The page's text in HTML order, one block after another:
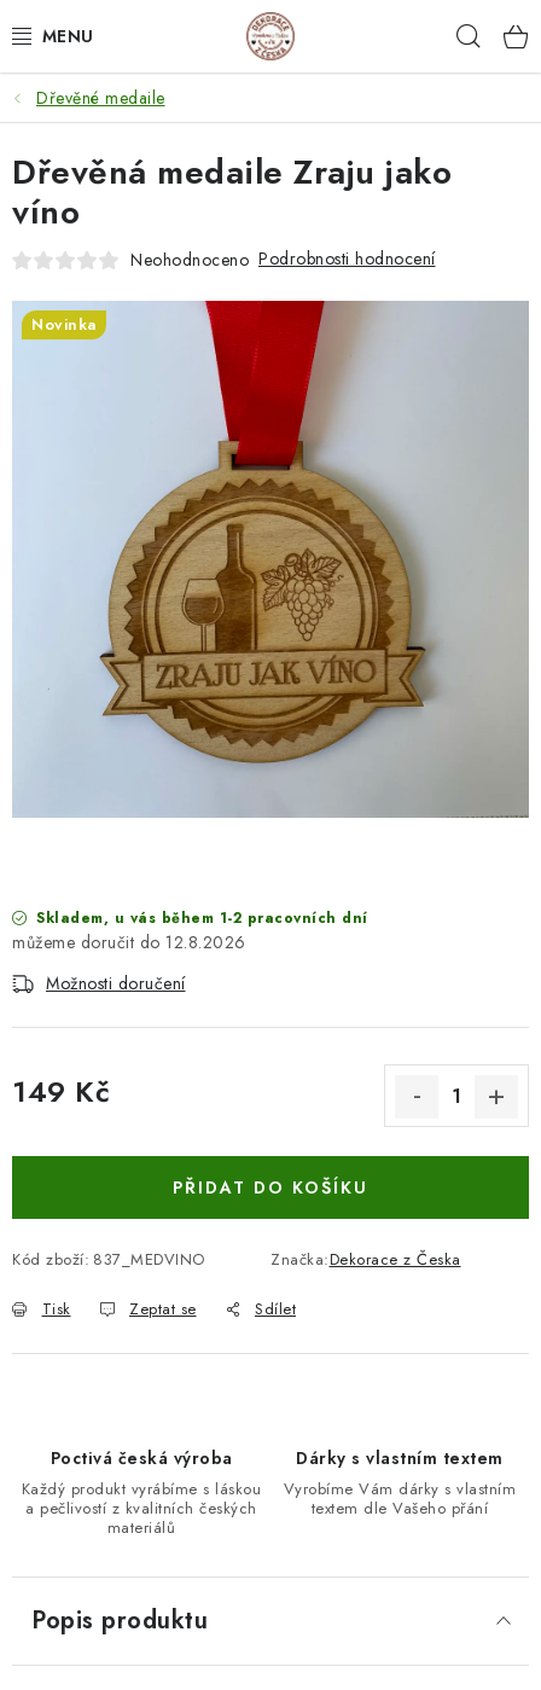
na
NEJPRODÁVANĚJŠÍ
SVATEBNÍ DARY/ DEKORACE 💍
DÁRKOVÉ BOXY A KRABIČKY
PERSONALIZOVANÉ DÁRKY ✨
DŘEVĚNÉ DEKORACE
SEZÓNNÍ DEKORACE
DÁRKY Z LÁSKY
NOVINKY
🔥 AKCE A SLEVY
Zakázková výroba
Spolupracujeme
Dřevěné medaile
Skladem, u vás během 1-2 pracovních dní
12.8.2026
Možnosti doručení
149 Kč
PŘIDAT DO KOŠÍKU
Kód zboží: 837_MEDVINO Značka:Dekorace z Česka
Tisk Zeptat se Sdílet
Dřevěná medaile Zraju jako
víno
Neohodnoceno Podrobnosti hodnocení
Novinka
Poctivá česká výroba
Každý produkt vyrábíme s láskou
a pečlivostí z kvalitních českých
materiálů
Dárky s vlastním textem
Vyrobíme Vám dárky s vlastním
textem dle Vašeho přání
Popis produktu